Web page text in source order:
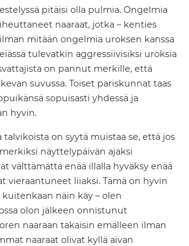
pitäisi olla pulmia. Ongelmia
naaraat, jotka – kenties
mitään ongelmia uroksen kanssa
tulevatkin aggressiivisiksi uroksia
on pannut merkille, että
suvussa. Toiset pariskunnat taas
sopuisasti yhdessä ja
hyvin.
talvikoista on syytä muistaa se, että jos
näyttelypäivän ajaksi
välttämättä enää illalla hyväksy enää
vieraantuneet liiaksi. Tämä on hyvin
kuitenkaan näin käy – olen
olon jälkeen onnistunut
naaraan takaisin emälleen ilman
naaraat olivat kyllä aivan